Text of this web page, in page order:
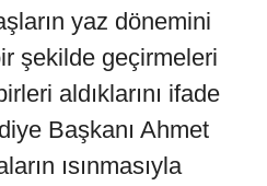
yaz dönemini
şekilde geçirmeleri
aldıklarını ifade
Başkanı Ahmet
ısınmasıyla